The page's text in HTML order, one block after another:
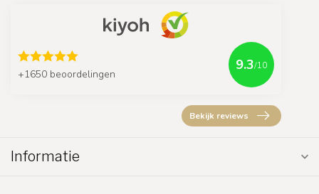
+1650 beoordelingen
9.3/10
Bekijk reviews
Informatie